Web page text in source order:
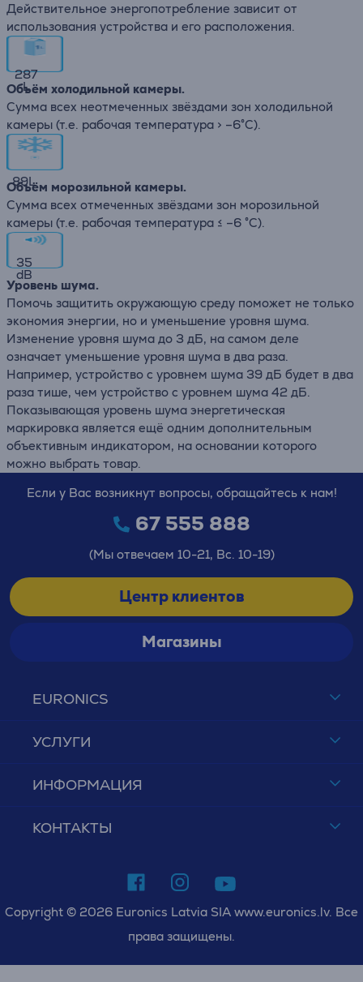
Действительное энергопотребление зависит от
использования устройства и его расположения.
287
L
Объём холодильной камеры.
Сумма всех неотмеченных звёздами зон холодильной
камеры (т.е. рабочая температура > –6°C).
89L
Объём морозильной камеры.
Сумма всех отмеченных звёздами зон морозильной
камеры (т.е. рабочая температура ≤ –6 °C).
35
dB
Уровень шума.
Помочь защитить окружающую среду поможет не только
экономия энергии, но и уменьшение уровня шума.
Изменение уровня шума до 3 дБ, на самом деле
означает уменьшение уровня шума в два раза.
Например, устройство с уровнем шума 39 дБ будет в два
раза тише, чем устройство с уровнем шума 42 дБ.
Показывающая уровень шума энергетическая
маркировка является ещё одним дополнительным
объективным индикатором, на основании которого
можно выбрать товар.
EURONICS
УСЛУГИ
ИНФОРМАЦИЯ
КОНТАКТЫ
Если у Вас возникнут вопросы, обращайтесь к нам!
67 555 888
(Мы отвечаем 10-21, Вс. 10-19)
Центр клиентов
Магазины
Copyright © 2026 Euronics Latvia SIA www.euronics.lv. Все
права защищены.